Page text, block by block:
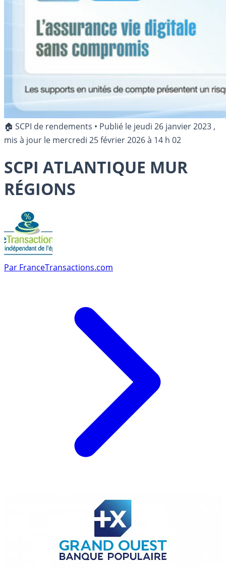
🏠 SCPI de rendements • Publié le jeudi 26 janvier 2023 ,
mis à jour le mercredi 25 février 2026 à 14 h 02
SCPI ATLANTIQUE MUR
RÉGIONS
Par FranceTransactions.com